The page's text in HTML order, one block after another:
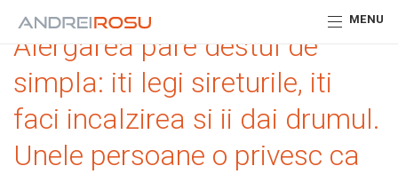
MENU
Alergarea pare destul de
simpla: iti legi sireturile, iti
faci incalzirea si ii dai drumul.
Unele persoane o privesc ca